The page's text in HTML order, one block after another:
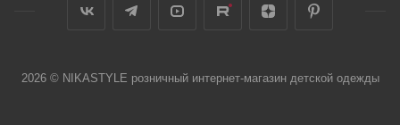
2026 © NIKASTYLE розничный интернет-магазин детской одежды